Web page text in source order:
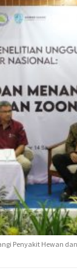
Penyakit Hewan